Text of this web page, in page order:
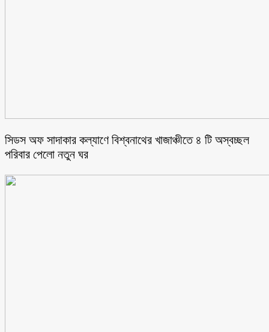
সিডস অফ সাদাকার কল্যাণে বিশ্বনাথের খাজাঞ্চীতে ৪ টি অস্বচ্ছল
পরিবার পেলো নতুন ঘর